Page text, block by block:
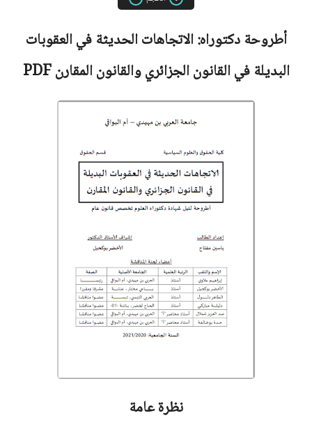
أطروحة دكتوراه:الاتجاهات الحديثة في العقوبات
البديلة في القانون الجزائري والقانون المقارنPDF
نظرة عامة